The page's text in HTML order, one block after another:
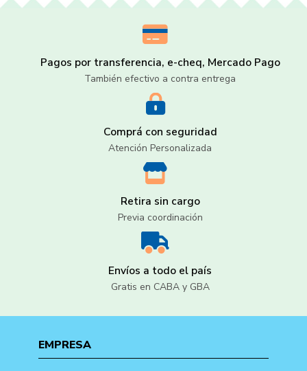
Pagos por transferencia, e-cheq, Mercado Pago
También efectivo a contra entrega
Comprá con seguridad
Atención Personalizada
Retira sin cargo
Previa coordinación
Envíos a todo el país
Gratis en CABA y GBA
EMPRESA